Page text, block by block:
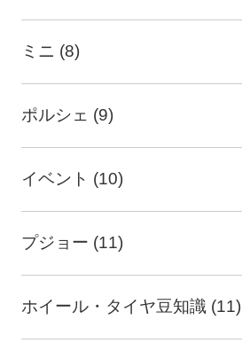
ミニ (8)
ポルシェ (9)
イベント (10)
プジョー (11)
ホイール・タイヤ豆知識 (11)